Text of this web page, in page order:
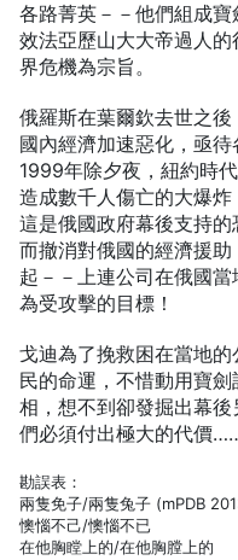
各路菁英－－他們組成
效法亞歷山大大帝過人
界危機為宗旨。
俄羅斯在葉爾欽去世之後
國內經濟加速惡化，亟待
1999年除夕夜，紐約時
造成數千人傷亡的大爆
這是俄國政府幕後支持
而撤消對俄國的經濟援
起－－上連公司在俄國
為受攻擊的目標！
戈迪為了挽救困在當地
民的命運，不惜動用寶
相，想不到卻發掘出幕
們必須付出極大的代價
勘誤表：
兩隻免子/兩隻兔子 (mPDB
懊惱不己/懊惱不已
在他胸瞠上的/在他胸膛上的